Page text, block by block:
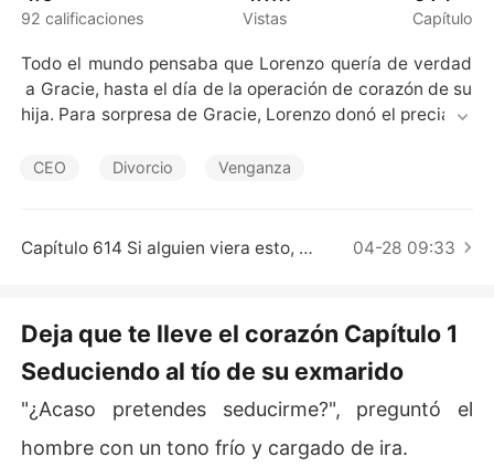
Cuentos Cortos
92 calificaciones Vistas Capítulo
Todo el mundo pensaba que Lorenzo quería de verdad
a Gracie, hasta el día de la operación de corazón de su
hija. Para sorpresa de Gracie, Lorenzo donó el preciado
racie optó por el divorcio.
ó al tío de Lorenzo, Waylon, y orquestó la caída de Lore
Gracie pensó que era libre de seguir adelante con su vi
da, pero Waylon la retuvo con un abrazo. "¿Pensaste qu
CEO Divorcio Venganza
Capítulo 614 Si alguien viera esto, pensaría que soy el extraño aquí 04-28 09:33
Deja que te lleve el corazón Capítulo 1
Seduciendo al tío de su exmarido
"¿Acaso pretendes seducirme?", preguntó el
hombre con un tono frío y cargado de ira.